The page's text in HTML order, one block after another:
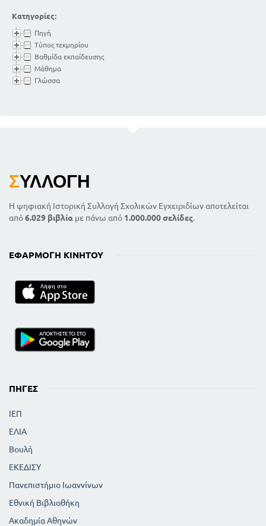
Κατηγορίες:
Πηγή
Τύπος τεκμηρίου
Βαθμίδα εκπαίδευσης
Μάθημα
Γλώσσα
ΣΥΛΛΟΓΉ
Η ψηφιακή Ιστορική Συλλογή Σχολικών Εγχειριδίων αποτελείται
από6.029 βιβλία με πάνω από 1.000.000 σελίδες.
ΕΦΑΡΜΟΓΉ ΚΙΝΗΤΟΎ
ΠΗΓΈΣ
ΙΕΠ
ΕΛΙΑ
Βουλή
ΕΚΕΔΙΣΥ
Πανεπιστήμιο Ιωαννίνων
Εθνική Βιβλιοθήκη
Ακαδημία Αθηνών